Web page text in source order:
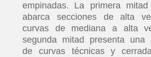
empinadas. La primera
abarca secciones de alta
curvas de mediana a alta
segunda mitad presenta una
de curvas técnicas y